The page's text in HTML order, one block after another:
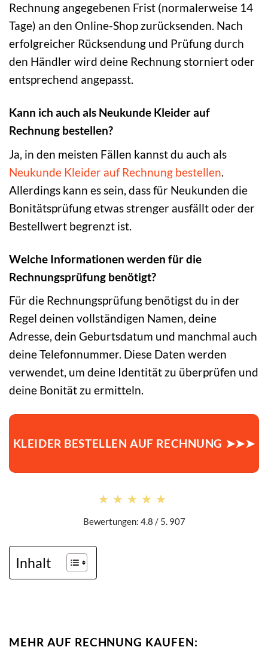
Rechnung angegebenen Frist (normalerweise 14
Tage) an den Online-Shop zurücksenden. Nach
erfolgreicher Rücksendung und Prüfung durch
den Händler wird deine Rechnung storniert oder
entsprechend angepasst.
Kann ich auch als Neukunde Kleider auf
Rechnung bestellen?
Ja, in den meisten Fällen kannst du auch als
Neukunde Kleider auf Rechnung bestellen.
Allerdings kann es sein, dass für Neukunden die
Bonitätsprüfung etwas strenger ausfällt oder der
Bestellwert begrenzt ist.
Welche Informationen werden für die
Rechnungsprüfung benötigt?
Für die Rechnungsprüfung benötigst du in der
Regel deinen vollständigen Namen, deine
Adresse, dein Geburtsdatum und manchmal auch
deine Telefonnummer. Diese Daten werden
verwendet, um deine Identität zu überprüfen und
deine Bonität zu ermitteln.
KLEIDER BESTELLEN AUF RECHNUNG ➤➤➤
★★★★★
★★★★★
Bewertungen: 4.8 / 5. 907
Inhalt
MEHR AUF RECHNUNG KAUFEN: